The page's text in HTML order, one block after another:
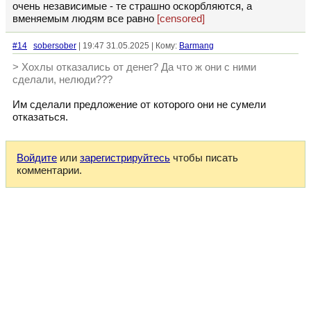
очень независимые - те страшно оскорбляются, а
вменяемым людям все равно [censored]
#14 sobersober | 19:47 31.05.2025 | Кому: Barmang
> Хохлы отказались от денег? Да что ж они с ними
сделали, нелюди???
Им сделали предложение от которого они не сумели
отказаться.
Войдите или зарегистрируйтесь чтобы писать
комментарии.